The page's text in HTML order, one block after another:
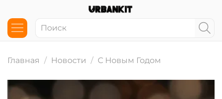
Главная Новости С Новым Годом